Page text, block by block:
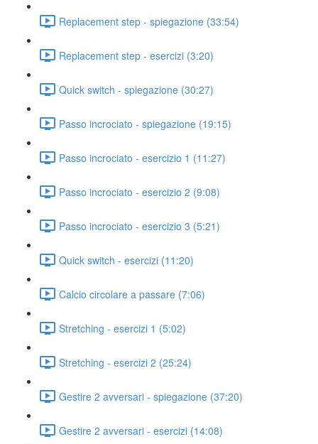
Replacement step - spiegazione (33:54)
Replacement step - esercizi (3:20)
Quick switch - spiegazione (30:27)
Passo incrociato - spiegazione (19:15)
Passo incrociato - esercizio 1 (11:27)
Passo incrociato - esercizio 2 (9:08)
Passo incrociato - esercizio 3 (5:21)
Quick switch - esercizi (11:20)
Calcio circolare a passare (7:06)
Stretching - esercizi 1 (5:02)
Stretching - esercizi 2 (25:24)
Gestire 2 avversari - spiegazione (37:20)
Gestire 2 avversari - esercizi (14:08)